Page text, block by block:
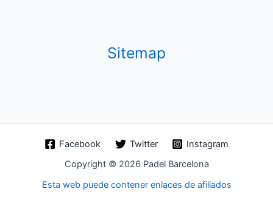
Sitemap
Facebook Twitter
Instagram
Copyright © 2026 Padel Barcelona
Esta web puede contener enlaces de afiliados